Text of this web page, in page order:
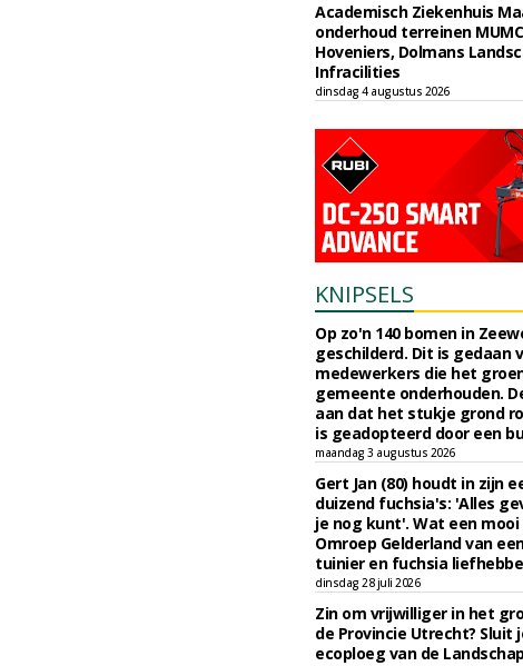
Academisch Ziekenhuis
onderhoud terreinen
Hoveniers, Dolmans
Infracilities
dinsdag 4 augustus 2026
KNIPSELS
Op zo'n 140 bomen in
geschilderd. Dit is gedaan
medewerkers die het
gemeente onderhouden.
aan dat het stukje grond
is geadopteerd door een
maandag 3 augustus 2026
Gert Jan (80) houdt in zijn
duizend fuchsia's: 'Alles
je nog kunt'. Wat een
Omroep Gelderland van
tuinier en fuchsia
dinsdag 28 juli 2026
Zin om vrijwilliger in het
de Provincie Utrecht? Sluit
ecoploeg van de